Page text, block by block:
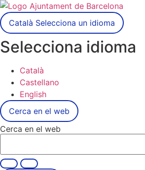
Català Selecciona un idioma
Selecciona idioma
Català
Castellano
English
Cerca en el web
Cerca en el web